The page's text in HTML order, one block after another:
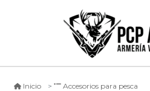
Inicio
Accesorios para pesca